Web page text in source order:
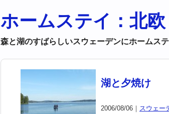
ホームステイ：北
森と湖のすばらしいスウェーデンにホームス
湖と夕焼け
2006/08/06｜ スウェー